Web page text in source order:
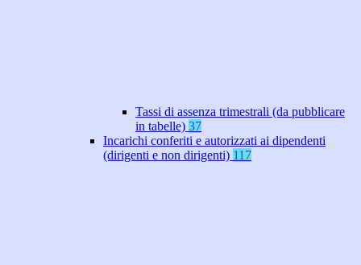
Tassi di assenza trimestrali (da pubblicare
in tabelle) 37
Incarichi conferiti e autorizzati ai dipendenti
(dirigenti e non dirigenti) 117